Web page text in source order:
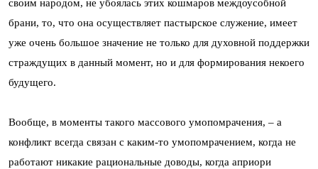
своим народом, не убоялась этих кошмаров междоусобной
брани, то, что она осуществляет пастырское служение, имеет
уже очень большое значение не только для духовной поддержки
страждущих в данный момент, но и для формирования некоего
будущего.
Вообще, в моменты такого массового умопомрачения, – а
конфликт всегда связан с каким-то умопомрачением, когда не
работают никакие рациональные доводы, когда априори